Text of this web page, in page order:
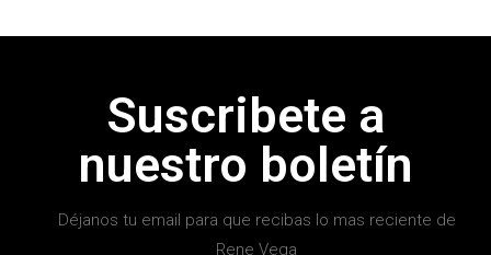
Suscribete a
nuestro boletín
Déjanos tu email para que recibas lo mas reciente de
Rene Vega